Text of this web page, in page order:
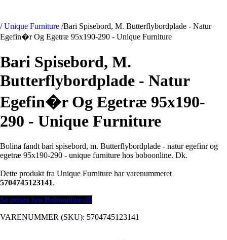
/ Unique Furniture /Bari Spisebord, M. Butterflybordplade - Natur
Egefin�r Og Egetræ 95x190-290 - Unique Furniture
Bari Spisebord, M.
Butterflybordplade - Natur
Egefin�r Og Egetræ 95x190-
290 - Unique Furniture
Bolina fandt bari spisebord, m. Butterflybordplade - natur egefinr og
egetræ 95x190-290 - unique furniture hos boboonline. Dk.
Dette produkt fra Unique Furniture har varenummeret
5704745123141.
Se prisen hos Boboonline.dk
VARENUMMER (SKU): 5704745123141